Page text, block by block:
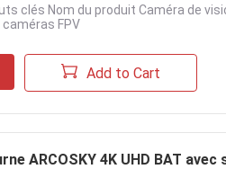
clés Nom du produit Caméra de
caméras FPV
Add to Cart
ARCOSKY 4K UHD BAT